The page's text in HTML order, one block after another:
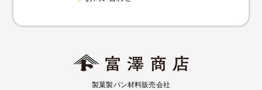
製菓製パン材料販売会社